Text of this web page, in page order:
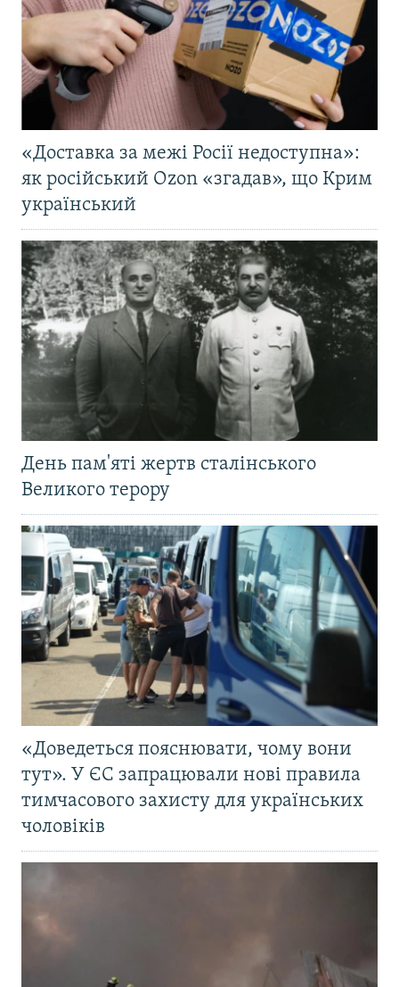
«Доставка за межі Росії недоступна»:
як російський Ozon «згадав», що Крим
український
День пам'яті жертв сталінського
Великого терору
«Доведеться пояснювати, чому вони
тут». У ЄС запрацювали нові правила
тимчасового захисту для українських
чоловіків